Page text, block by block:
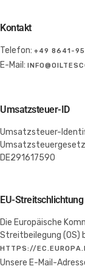
Kontakt
Telefon: +49 8641-
E-Mail:
Umsatzsteuer-ID
Umsatzsteuer-
DE291617590
EU-Streitschlichtung
Die Europäische
Streitbeilegung (OS)
HTTPS://
Unsere E-Mail-